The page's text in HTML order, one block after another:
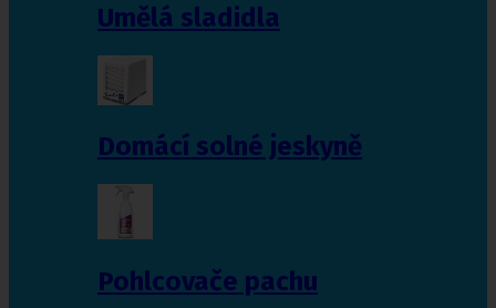
Umělá sladidla
Domácí solné jeskyně
Pohlcovače pachu